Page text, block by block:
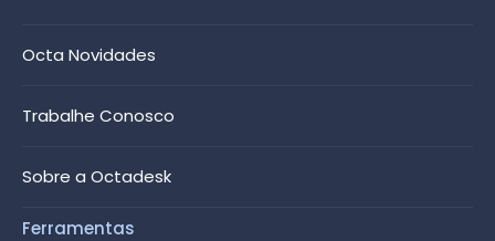
Octa Novidades
Trabalhe Conosco
Sobre a Octadesk
Ferramentas